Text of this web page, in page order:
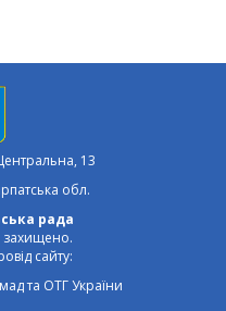
13
обл.
рада
захищено.
сайту:
та ОТГ України